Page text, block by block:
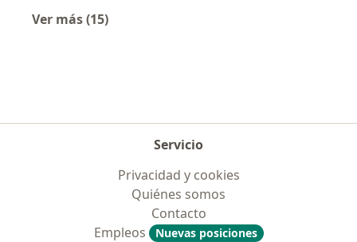
Ver más (15)
Servicio
Privacidad y cookies
Quiénes somos
Contacto
Empleos
Nuevas posiciones